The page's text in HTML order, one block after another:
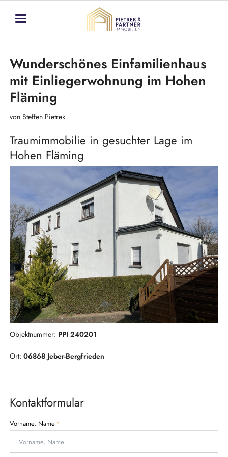
Wunderschönes Einfamilienhaus
mit Einliegerwohnung im Hohen
Fläming
von Steffen Pietrek
Traumimmobilie in gesuchter Lage im
Hohen Fläming
Objektnummer: PPI 240201
Ort: 06868 Jeber-Bergfrieden
Kontaktformular
P
f
i
Vorname, Name*